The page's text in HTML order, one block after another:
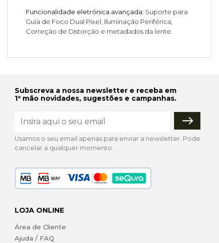
Funcionalidade eletrónica avançada: Suporte para
Guia de Foco Dual Pixel, Iluminação Periférica,
Correção de Distorção e metadados da lente.
Subscreva a nossa newsletter e receba em
1ª mão novidades, sugestões e campanhas.
Usamos o seu email apenas para enviar a newsletter. Pode
cancelar a qualquer momento.
LOJA ONLINE
Área de Cliente
Ajuda / FAQ